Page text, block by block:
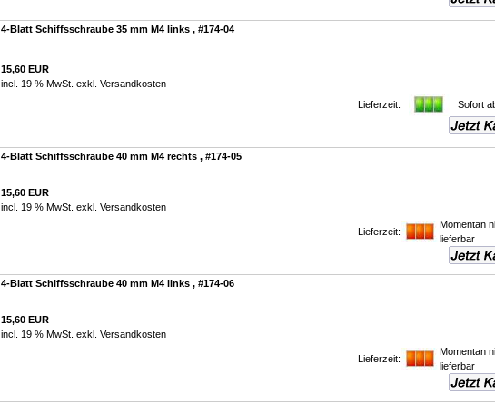
4-Blatt Schiffsschraube 35 mm M4 links , #174-04
15,60 EUR
incl. 19 % MwSt. exkl. Versandkosten
Lieferzeit:
Sofort
4-Blatt Schiffsschraube 40 mm M4 rechts , #174-05
15,60 EUR
incl. 19 % MwSt. exkl. Versandkosten
Lieferzeit:
Momentan
lieferbar
4-Blatt Schiffsschraube 40 mm M4 links , #174-06
15,60 EUR
incl. 19 % MwSt. exkl. Versandkosten
Lieferzeit:
Momentan
lieferbar